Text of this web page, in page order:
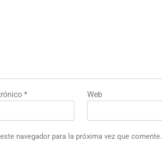
* Web
navegador para la próxima vez que comente.